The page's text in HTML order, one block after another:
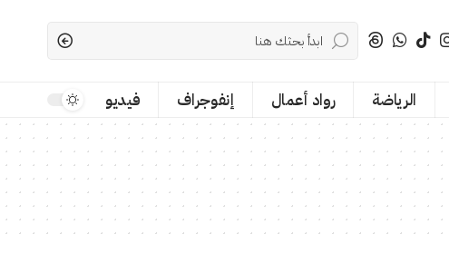
الرياضة رواد أعمال إنفوجراف فيديو